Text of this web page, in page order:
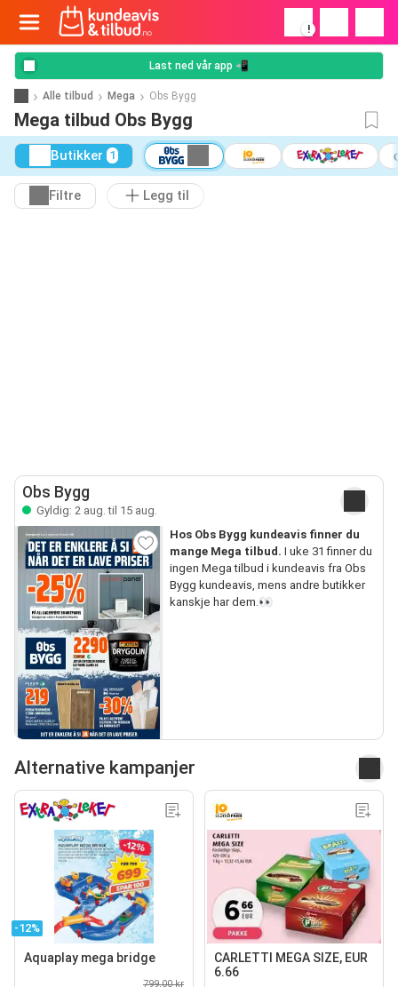
!
Last ned vår app 📲
Alle tilbud Mega Obs Bygg
Mega tilbud Obs Bygg
Butikker 1
Filtre Legg til
Obs Bygg
Gyldig: 2 aug. til 15 aug.
Hos Obs Bygg kundeavis finner du
mange Mega tilbud. I uke 31 finner du
ingen Mega tilbud i kundeavis fra Obs
Bygg kundeavis, mens andre butikker
kanskje har dem.👀
Alternative kampanjer
-12%
Aquaplay mega bridge
799,00 kr
CARLETTI MEGA SIZE, EUR
6.66